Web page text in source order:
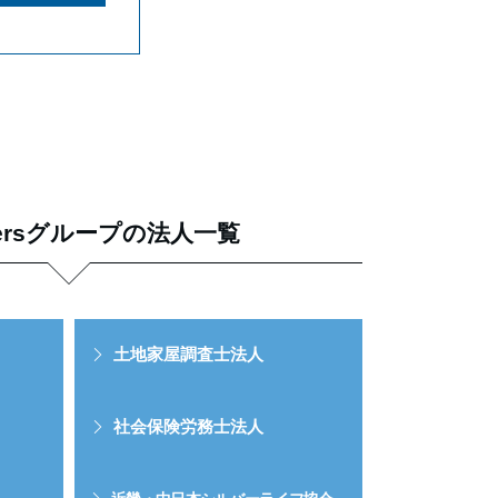
グループの法人一覧
土地家屋調査士法人
社会保険労務士法人